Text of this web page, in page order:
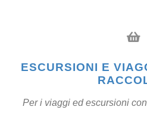
ESCURSIONI E
Per i viaggi ed escursioni